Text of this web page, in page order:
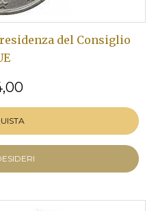
del Consiglio